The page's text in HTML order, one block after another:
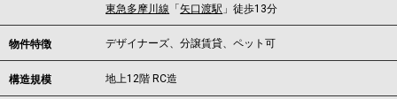
東急多摩川線 「矢口渡駅 」徒歩13分
物件特徴 デザイナーズ、分譲賃貸、ペット可
構造規模 地上12階 RC造